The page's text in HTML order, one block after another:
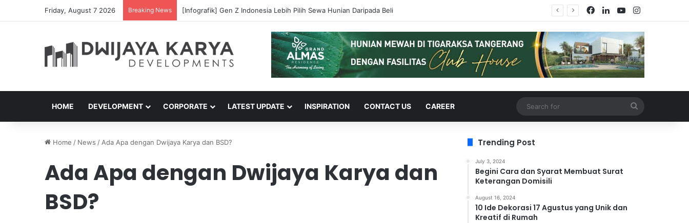
Friday, August 7 2026 Breaking News Jangan Diam! Begini Cara Melaporkan Jalan Rusak Lewat Aplikasi Ponsel Facebook
LinkedIn
YouTubeInstagram
HOME DEVELOPMENT CORPORATE LATEST UPDATE INSPIRATION CONTACT US CAREER
for
Home / News / Ada Apa dengan Dwijaya Karya dan BSD?
Ada Apa dengan Dwijaya Karya dan
BSD?
Trending Post
July 3, 2024
Begini Cara dan Syarat Membuat Surat
Keterangan Domisili
August 16, 2024
10 Ide Dekorasi 17 Agustus yang Unik dan
Kreatif di Rumah